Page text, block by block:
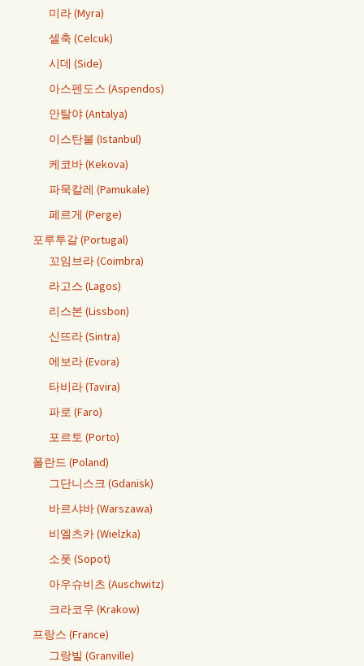
미라 (Myra)
셀축 (Celcuk)
시데 (Side)
아스펜도스 (Aspendos)
안탈야 (Antalya)
이스탄불 (Istanbul)
케코바 (Kekova)
파묵칼레 (Pamukale)
페르게 (Perge)
포루투갈 (Portugal)
꼬임브라 (Coimbra)
라고스 (Lagos)
리스본 (Lissbon)
신뜨라 (Sintra)
에보라 (Evora)
타비라 (Tavira)
파로 (Faro)
포르토 (Porto)
폴란드 (Poland)
그단니스크 (Gdanisk)
바르샤바 (Warszawa)
비엘츠카 (Wielzka)
소폿 (Sopot)
아우슈비츠 (Auschwitz)
크라코우 (Krakow)
프랑스 (France)
그랑빌 (Granville)